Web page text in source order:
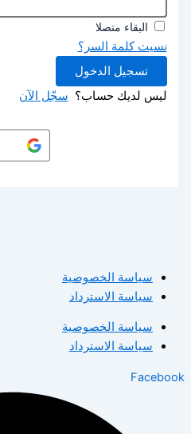
البقاء متصلا
نسيت كلمة السر؟
تسجيل الدخول
ليس لديك حساب؟ سجّل الآن
سياسة الخصوصية
سياسة الاسترداد
سياسة الخصوصية
سياسة الاسترداد
Facebook